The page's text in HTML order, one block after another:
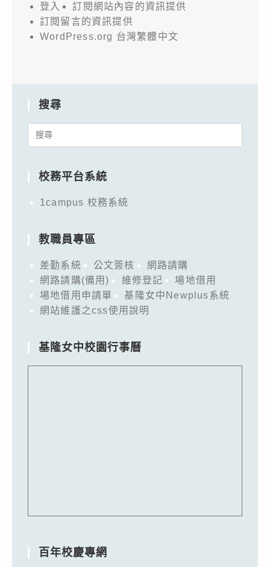
登入
訂閱網站內容的資訊提供
訂閱留言的資訊提供
WordPress.org 台灣繁體中文
搜尋
Search
校務平台系統
1campus 校務系統
教職員專區
差勤系統 公文簽核
網路請購
網路請購(備用)
維修登記
場地借用
場地借用申請單
基隆女中Newplus系統
網站維護之css使用說明
基隆女中校園行事曆
百年校慶專網